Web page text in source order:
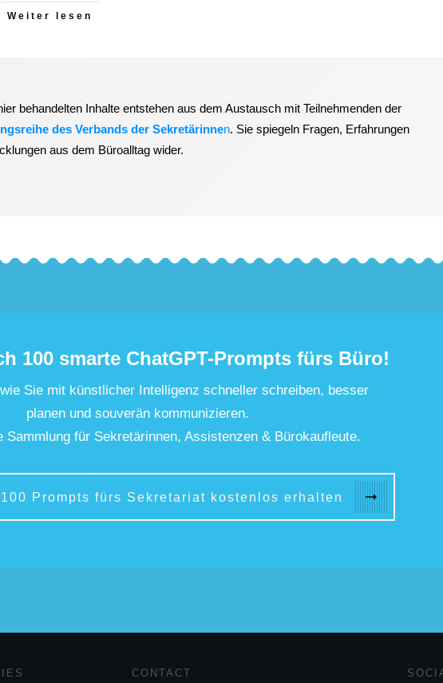
Weiter lesen
behandelten Inhalte entstehen aus dem Austausch mit Teilnehmenden der
des Verbands der Sekretärinnen. Sie spiegeln Fragen, Erfahrungen
aus dem Büroalltag wider.
100 smarte ChatGPT-Prompts fürs Büro!
Sie mit künstlicher Intelligenz schneller schreiben, besser
planen und souverän kommunizieren.
Sammlung für Sekretärinnen, Assistenzen & Bürokaufleute.
Prompts fürs Sekretariat kostenlos erhalten
CONTACT